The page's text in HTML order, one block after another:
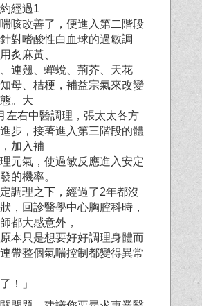
經過1
咳改善了，便進入第二階段
對嗜酸性白血球的過敏調
炙麻黃、
連翹、蟬蛻、荊芥、天花
母、桔梗，補益宗氣來改變
。大
左右中醫調理，張太太各方
步，接著進入第三階段的體
加入補
元氣，使過敏反應進入安定
的機率。
調理之下，經過了2年都沒
，回診醫學中心胸腔科時，
都大感意外，
本只是想要好好調理身體而
帶整個氣喘控制都變得異常
！」